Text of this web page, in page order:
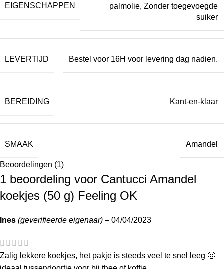
EIGENSCHAPPEN
palmolie, Zonder toegevoegde
suiker
LEVERTIJD Bestel voor 16H voor levering dag nadien.
BEREIDING Kant-en-klaar
SMAAK Amandel
Beoordelingen (1)
1 beoordeling voor Cantucci Amandel
koekjes (50 g) Feeling OK
Ines (geverifieerde eigenaar) – 04/04/2023
Zalig lekkere koekjes, het pakje is steeds veel te snel leeg 🙂